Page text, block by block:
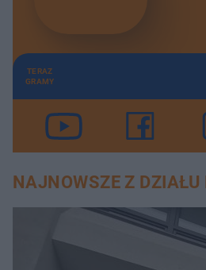
TERAZ
GRAMY
NAJNOWSZE Z